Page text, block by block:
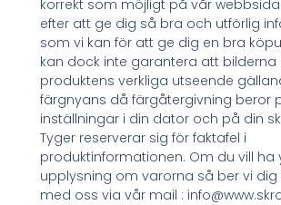
korrekt som möjligt på vår
efter att ge dig så bra och utförlig
som vi kan för att ge dig en bra
kan dock inte garantera att bilderna
produktens verkliga utseende
färgnyans då färgåtergivning beror
inställningar i din dator och på din
Tyger reserverar sig för faktafel i
produktinformationen. Om du vill ha
upplysning om varorna så ber vi
med oss via vår mail :